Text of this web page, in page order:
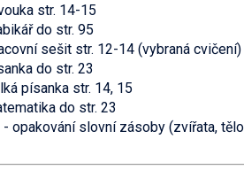
str. 14-15
do str. 95
sešit str. 12-14 (vybraná cvičení)
do str. 23
písanka str. 14, 15
do str. 23
- opakování slovní zásoby (zvířata,